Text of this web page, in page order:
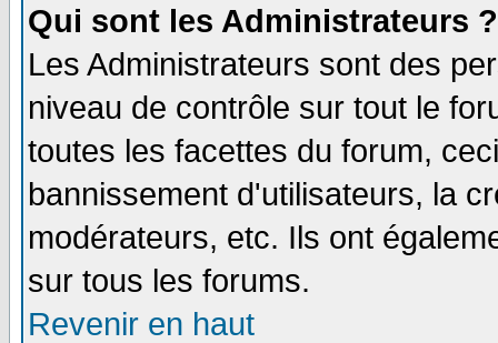
Qui sont les Administrateurs ?
Les Administrateurs sont des
niveau de contrôle sur tout le
toutes les facettes du forum,
bannissement d'utilisateurs, la
modérateurs, etc. Ils ont
sur tous les forums.
Revenir en haut